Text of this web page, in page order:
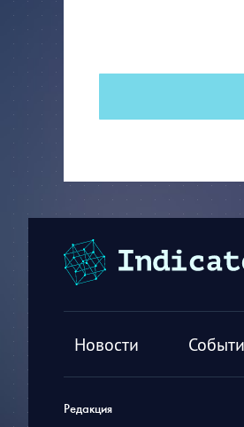
Новости
Редакция